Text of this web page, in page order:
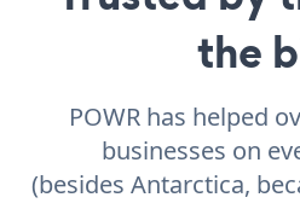
the
POWR has helped
businesses on
(besides Antarctica,